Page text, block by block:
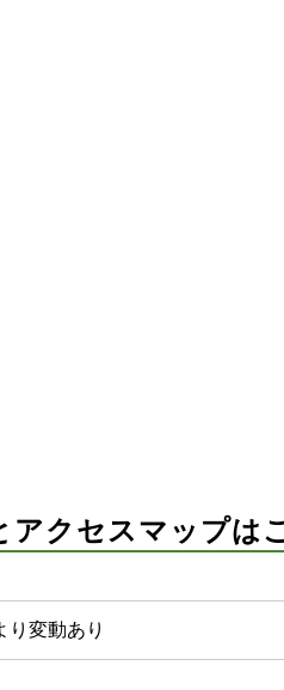
アクセスマップは
変動あり